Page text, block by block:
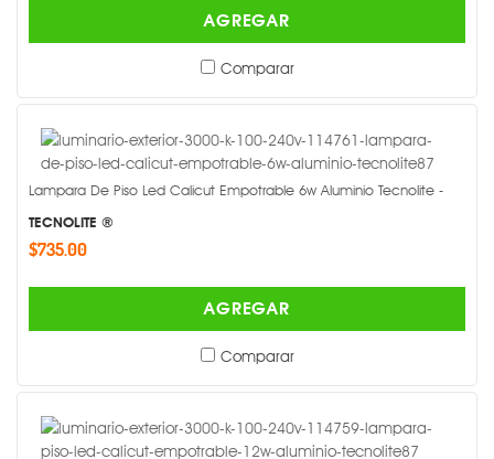
AGREGAR
Comparar
Lampara De Piso Led Calicut Empotrable 6w Aluminio Tecnolite -
TECNOLITE ®
$735.00
AGREGAR
Comparar